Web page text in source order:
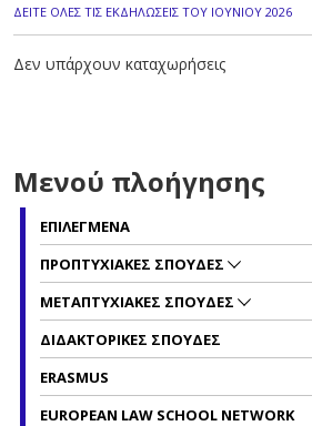
ΔΕΙΤΕ ΟΛΕΣ ΤΙΣ ΕΚΔΗΛΩΣΕΙΣ ΤΟΥ ΙΟΥΝΙΟΥ 2026
Δεν υπάρχουν καταχωρήσεις
Μενού πλοήγησης
ΕΠΙΛΕΓΜΕΝΑ
ΠΡΟΠΤΥΧΙΑΚΕΣ ΣΠΟΥΔΕΣ
ΜΕΤΑΠΤΥΧΙΑΚΕΣ ΣΠΟΥΔΕΣ
ΔΙΔΑΚΤΟΡΙΚΕΣ ΣΠΟΥΔΕΣ
ERASMUS
EUROPEAN LAW SCHOOL NETWORK